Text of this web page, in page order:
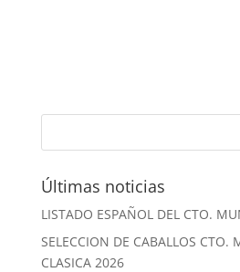
Últimas noticias
LISTADO ESPAÑOL DEL CTO.
SELECCION DE CABALLOS CTO.
CLASICA 2026